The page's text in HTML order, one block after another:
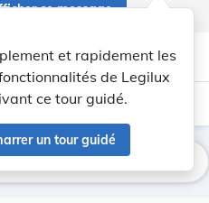
ce message
account_circle help Aide
et rapidement les
de Legilux
ce tour guidé.
un tour guidé
light_mode dark_mode